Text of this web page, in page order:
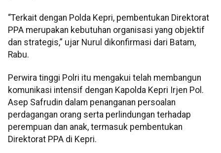
“Terkait dengan Polda Kepri, pembentukan Direktorat
PPA merupakan kebutuhan organisasi yang objektif
dan strategis,” ujar Nurul dikonfirmasi dari Batam,
Rabu.
Perwira tinggi Polri itu mengakui telah membangun
komunikasi intensif dengan Kapolda Kepri Irjen Pol.
Asep Safrudin dalam penanganan persoalan
perdagangan orang serta perlindungan terhadap
perempuan dan anak, termasuk pembentukan
Direktorat PPA di Kepri.